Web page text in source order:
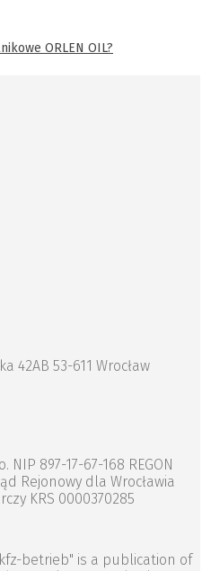
ORLEN OIL?
42AB 53-611 Wrocław
897-17-67-168 REGON
Rejonowy dla Wrocławia
KRS 0000370285
betrieb" is a publication of